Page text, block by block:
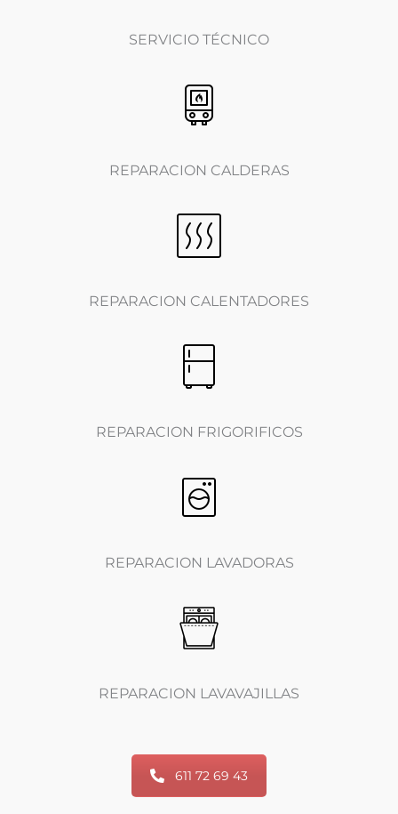
SERVICIO TÉCNICO
REPARACION CALDERAS
REPARACION CALENTADORES
REPARACION FRIGORIFICOS
REPARACION LAVADORAS
REPARACION LAVAVAJILLAS
611 72 69 43